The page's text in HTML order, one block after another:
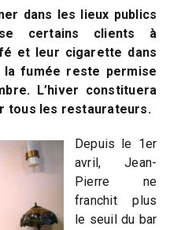
dans les lieux publics
certains clients à
et leur cigarette dans
la fumée reste permise
L’hiver constituera
tous les restaurateurs.
Depuis le 1er
avril, Jean-
Pierre ne
franchit plus
le seuil du bar